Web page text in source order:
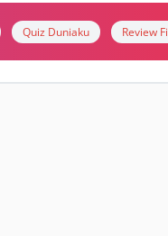
Quiz Duniaku Review